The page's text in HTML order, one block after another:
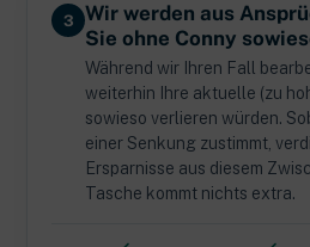
3
Wir werden aus
Sie ohne Conny
Während wir Ihren Fall
weiterhin Ihre aktuelle (zu
sowieso verlieren würden.
einer Senkung zustimmt,
Ersparnisse aus diesem
Tasche kommt nichts extra.